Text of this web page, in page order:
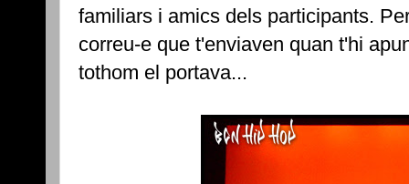
familiars i amics dels participants.
correu-e que t'enviaven quan t'hi
tothom el portava...